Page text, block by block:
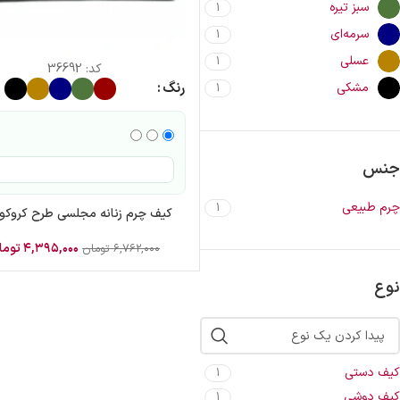
سبز تیره 1
سرمه‌ای 1
عسلی 1
مشکی 1
جنس
چرم طبیعی 1
نوع
کیف دستی 1
کد: 36692
رنگ
کیف چرم زنانه مجلسی طرح
۶,۷۶۲,۰۰۰ تومان ۴,۳۹۵,۰۰۰